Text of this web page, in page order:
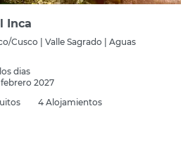
Inca
Cusco | Valle Sagrado |
Aguas
dias
febrero 2027
4 Alojamientos